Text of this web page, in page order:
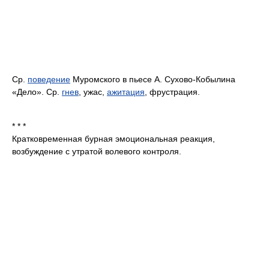
Ср. поведение Муромского в пьесе А. Сухово-Кобылина
«Дело». Ср. гнев , ужас, ажитация , фрустрация.
* * *
Кратковременная бурная эмоциональная реакция,
возбуждение с утратой волевого контроля.